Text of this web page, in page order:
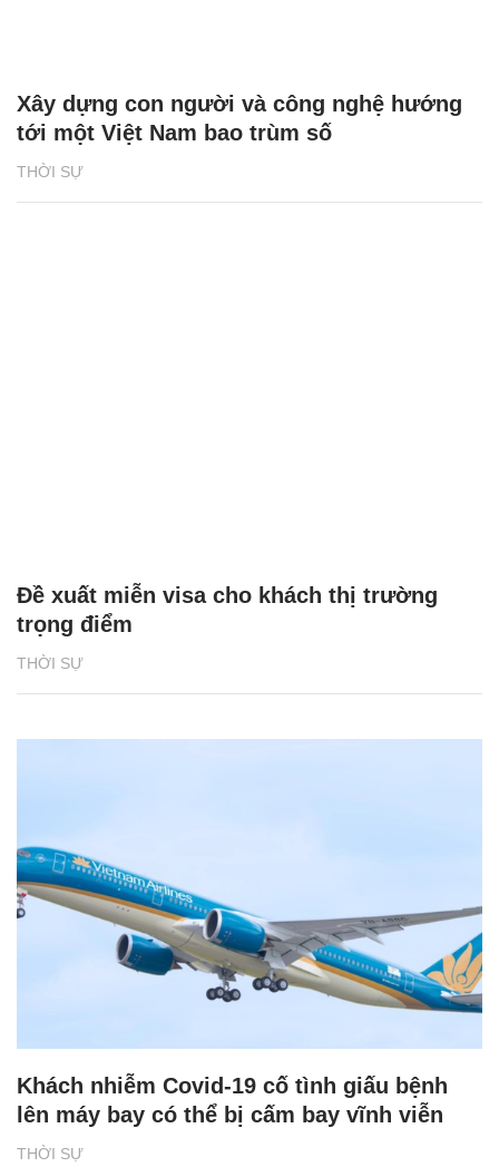
THỜI SỰ
Xây dựng con người và công nghệ hướng
tới một Việt Nam bao trùm số
THỜI SỰ
Đề xuất miễn visa cho khách thị trường
trọng điểm
THỜI SỰ
Khách nhiễm Covid-19 cố tình giấu bệnh
lên máy bay có thể bị cấm bay vĩnh viễn